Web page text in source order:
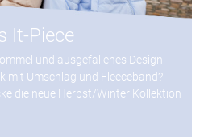
It-Piece
und ausgefallenes Design
mit Umschlag und Fleeceband?
die neue Herbst/Winter Kollektion